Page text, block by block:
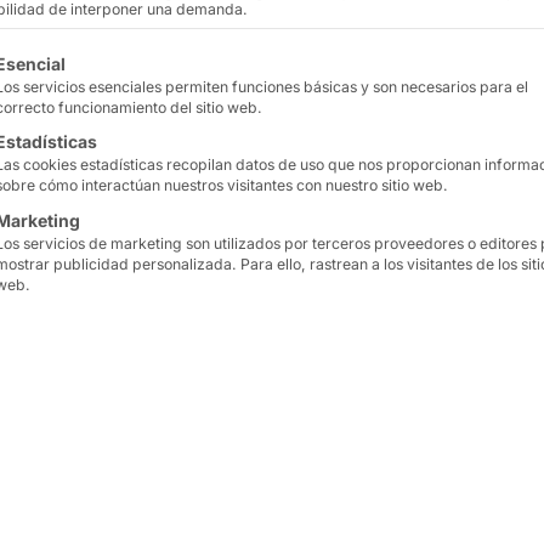
Server
en formato de rack de 19"
para sí
(con
ofrecen un impresionante rendimiento de
, lo que
de interponer una demanda.
se enumeran los grupos de servicios para los
servicios esenciales permiten funciones básicas y son necesarios para el
funcionamiento del sitio web.
cookies estadísticas recopilan datos de uso que nos proporcionan
cómo interactúan nuestros visitantes con nuestro sitio web.
servicios de marketing son utilizados por terceros proveedores o editores
publicidad personalizada. Para ello, rastrean a los visitantes de los